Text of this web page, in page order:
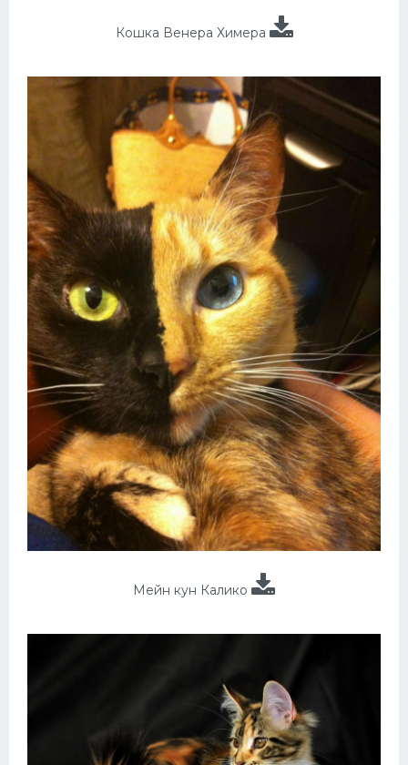
Кошка Венера Химера
Мейн кун Калико